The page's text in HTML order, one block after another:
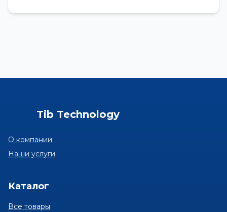
Tib Technology
О компании
Наши услуги
Каталог
Все товары